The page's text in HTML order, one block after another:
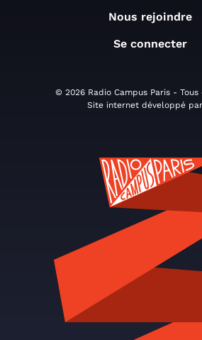
Nous rejoindre
Se connecter
© 2026 Radio Campus Paris -
Site internet développé par